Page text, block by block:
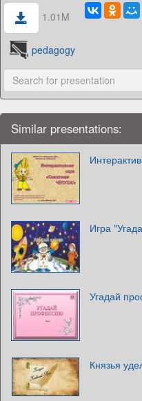
1.01M
pedagogy
Similar presentations:
Игра
Угадай
Князья